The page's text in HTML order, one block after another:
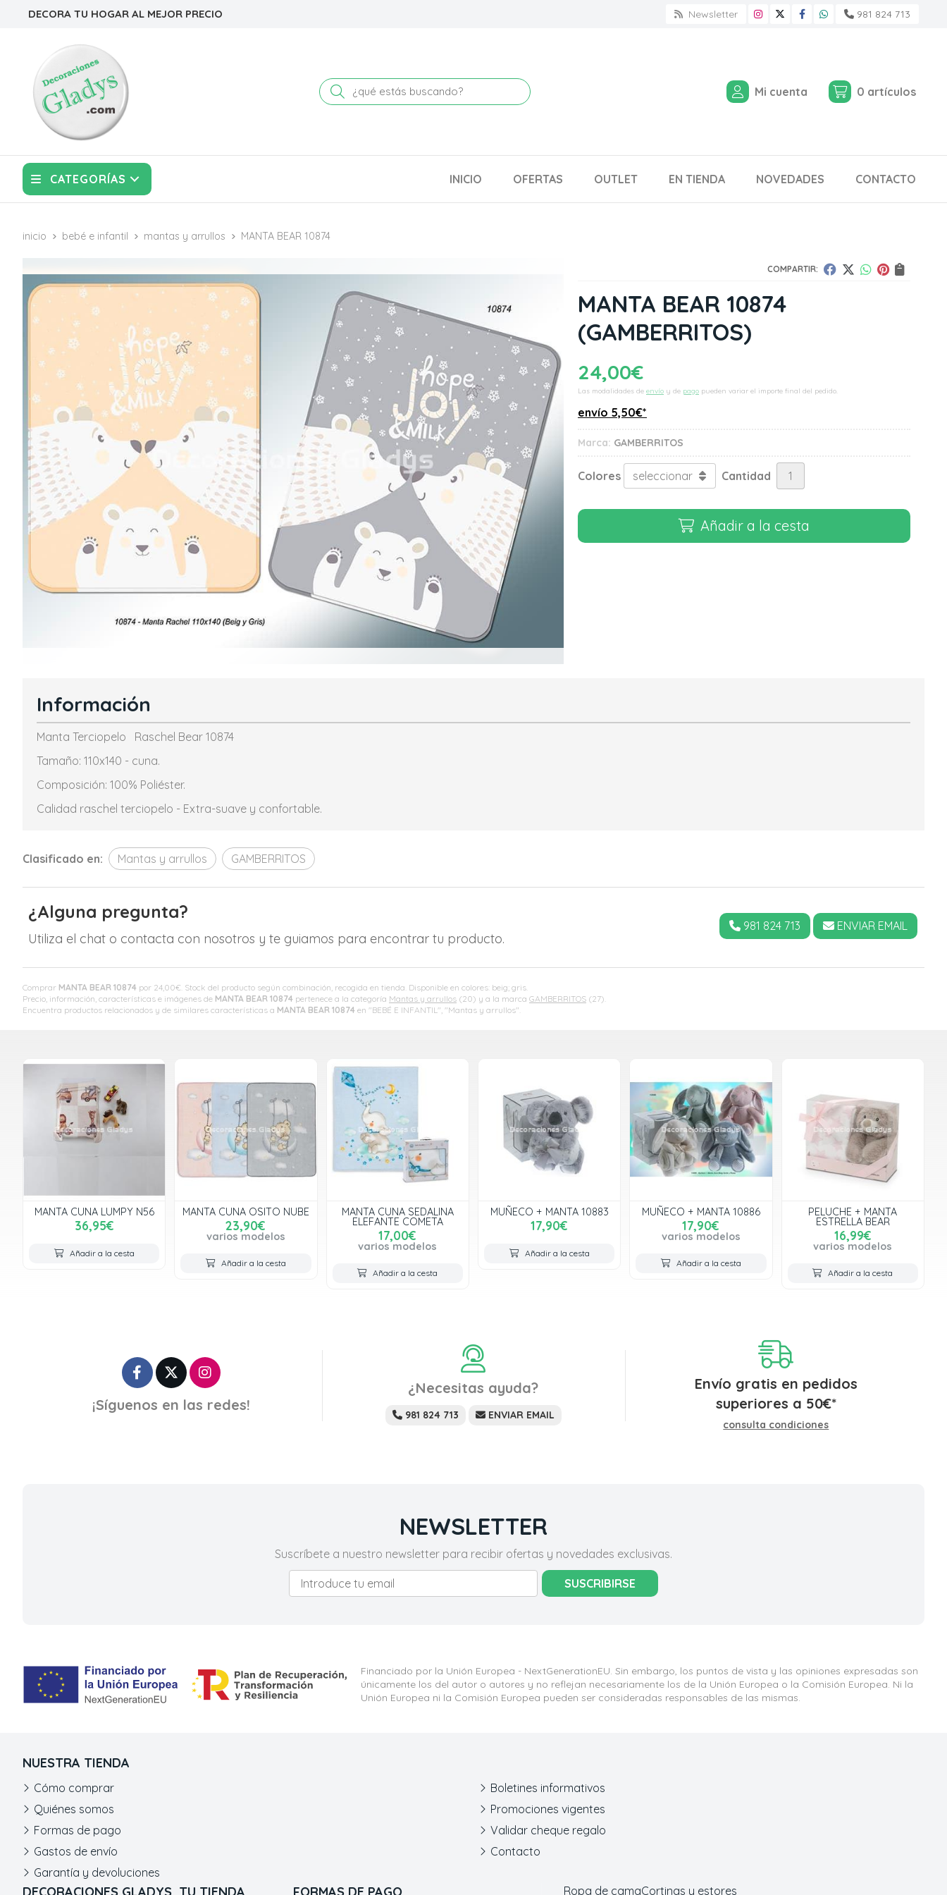
DECORA TU HOGAR AL MEJOR PRECIO Newsletter 981 824 713
Buscar Mi cuenta 0 artículos
CATEGORÍAS INICIO OFERTAS OUTLET EN TIENDA NOVEDADES CONTACTO
inicio bebé e infantil mantas y arrullos MANTA BEAR 10874
COMPARTIR:
MANTA BEAR 10874
(GAMBERRITOS)
24,00€
Las modalidades de envío y de pago pueden variar el importe final del pedido.
envío 5,50€*
Marca: GAMBERRITOS
Colores Cantidad
Añadir a la cesta
Comprar MANTA BEAR 10874 por 24,00€ . Stock del producto según combinación, recogida en tienda. Disponible en colores: beig; gris.
Precio, información, características e imágenes de MANTA BEAR 10874 pertenece a la categoría Mantas y arrullos (20) y a la marca GAMBERRITOS (27).
Encuentra productos relacionados y de similares características a MANTA BEAR 10874 en "BEBÉ E INFANTIL", "Mantas y arrullos".
Información
Manta Terciopelo Raschel Bear 10874
Tamaño: 110x140 - cuna.
Composición: 100% Poliéster.
Calidad raschel terciopelo - Extra-suave y confortable.
Clasificado en: Mantas y arrullos GAMBERRITOS
¿Alguna pregunta?
Utiliza el chat o contacta con nosotros y te guiamos para encontrar tu producto.
981 824 713 ENVIAR EMAIL
MANTA CUNA LUMPY N56
36,95€
Añadir a la cesta
MANTA CUNA OSITO NUBE
23,90€
varios modelos
Añadir a la cesta
MANTA CUNA SEDALINA
ELEFANTE COMETA
17,00€
varios modelos
Añadir a la cesta
MUÑECO + MANTA 10883
17,90€
Añadir a la cesta
MUÑECO + MANTA 10886
17,90€
varios modelos
Añadir a la cesta
PELUCHE + MANTA
ESTRELLA BEAR
16,99€
varios modelos
Añadir a la cesta
¡Síguenos en las redes!
¿Necesitas ayuda?
981 824 713 ENVIAR EMAIL
Envío gratis en pedidos
superiores a 50€*
consulta condiciones
NEWSLETTER
Suscríbete a nuestro newsletter para recibir ofertas y novedades exclusivas.
SUSCRIBIRSE
Financiado por la Unión Europea - NextGenerationEU. Sin embargo, los puntos de vista y las opiniones expresadas son
únicamente los del autor o autores y no reflejan necesariamente los de la Unión Europea o la Comisión Europea. Ni la
Unión Europea ni la Comisión Europea pueden ser consideradas responsables de las mismas.
NUESTRA TIENDA
Cómo comprar
Quiénes somos
Formas de pago
Gastos de envío
Garantía y devoluciones
Boletines informativos
Promociones vigentes
Validar cheque regalo
Contacto
Ropa de camaCortinas y estores